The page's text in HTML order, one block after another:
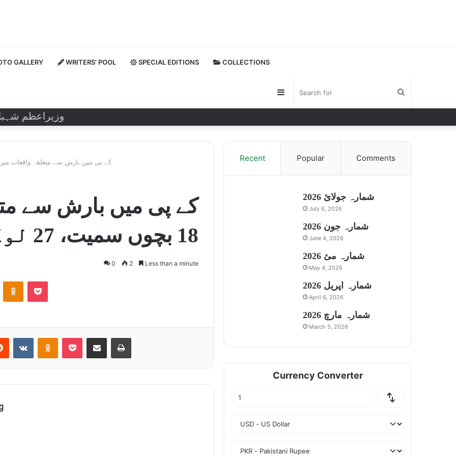
GALLERY WRITERS’ POOL SPECIAL EDITIONS COLLECTIONS
Sidebar
وزیراعظم شہباز
کے پی میں بارش سے متعلقہ واقعات میں 18 بچوں سمیت، 27 لوگوں کی
کے پی میں بارش سے
18 بچوں سمیت، 27 لوگوں کی ہلاکت
0 2 Less than a minute
Recent Popular Comments
شمارہ جولائ 2026
July 6, 2026
شمارہ جون 2026
June 4, 2026
شمارہ مئ 2026
May 4, 2026
شمارہ اپریل 2026
April 6, 2026
شمارہ مارچ 2026
March 5, 2026
Currency Converter